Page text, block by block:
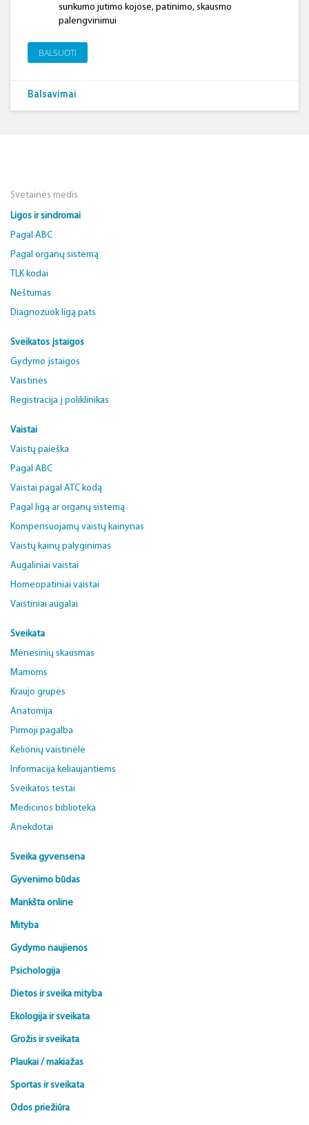
sunkumo jutimo kojose, patinimo, skausmo
palengvinimui
BALSUOTI
Balsavimai
Svetainės medis
Ligos ir sindromai
Pagal ABC
Pagal organų sistemą
TLK kodai
Nėštumas
Diagnozuok ligą pats
Sveikatos įstaigos
Gydymo įstaigos
Vaistinės
Registracija į poliklinikas
Vaistai
Vaistų paieška
Pagal ABC
Vaistai pagal ATC kodą
Pagal ligą ar organų sistemą
Kompensuojamų vaistų kainynas
Vaistų kainų palyginimas
Augaliniai vaistai
Homeopatiniai vaistai
Vaistiniai augalai
Sveikata
Mėnesinių skausmas
Mamoms
Kraujo grupės
Anatomija
Pirmoji pagalba
Kelionių vaistinėlė
Informacija keliaujantiems
Sveikatos testai
Medicinos biblioteka
Anekdotai
Sveika gyvensena
Gyvenimo būdas
Mankšta online
Mityba
Gydymo naujienos
Psichologija
Dietos ir sveika mityba
Ekologija ir sveikata
Grožis ir sveikata
Plaukai / makiažas
Sportas ir sveikata
Odos priežiūra